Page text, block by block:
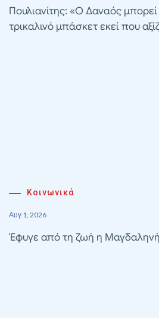
Πουλιανίτης: «Ο Δαναός
τρικαλινό μπάσκετ εκεί που
Κοινωνικά
Αυγ 1, 2026
Έφυγε από τη ζωή η